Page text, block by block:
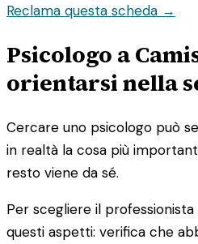
Reclama questa scheda →
Psicologo a
orientarsi nella
Cercare uno psicologo può
in realtà la cosa più
resto viene da sé.
Per scegliere il
questi aspetti: verifica che